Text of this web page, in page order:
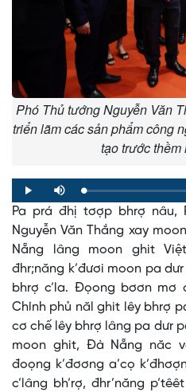
Phó Thủ tướng Nguyễn Văn
triển lãm các sản phẩm công
tạo trước
Play Mute Loaded:
0%
Progress:
0%
Pa prá đhị tơợp bhrợ nâu,
Nguyễn Văn Thắng xay
Nẵng lâng moon ghit
đhr;năng k’đươi moon pa
bhrợ c’la. Đọong bơơn mơ
Chính phủ năl ghit lêy bhrợ
cơ chế lêy bhrợ lâng pa dưr
moon ghit, Đà Nẵng năc
đoọng k’đơơng a’cọ
c’lâng bh’rợ, đhr’năng